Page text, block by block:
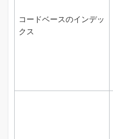
コードベースのインデッ
クス